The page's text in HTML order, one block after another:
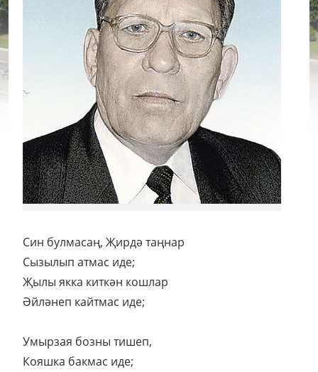
Син булмасаң, Җирдә таңнар
Сызылып атмас иде;
Җылы якка киткән кошлар
Әйләнеп кайтмас иде;
Умырзая бозны тишеп,
Кояшка бакмас иде;